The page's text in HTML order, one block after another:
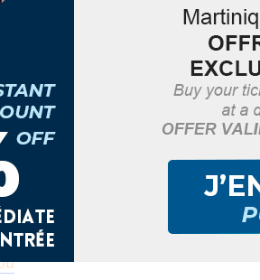
AJOUTER AU CALENDRIER